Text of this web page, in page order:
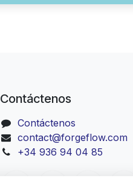
Contáctenos
Contáctenos
contact@forgeflow.com
+34 936 94 04 85